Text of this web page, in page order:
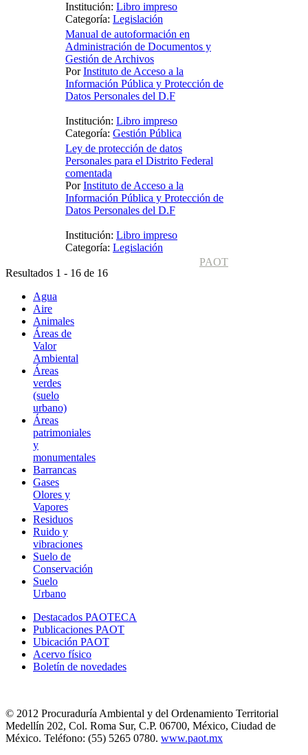
Institución: Libro impreso
Categoría: Legislación
Manual de autoformación en
Administración de Documentos y
Gestión de Archivos
PorInstituto de Acceso a la
Información Pública y Protección de
Datos Personales del D.F
Institución: Libro impreso
Categoría: Gestión Pública
Ley de protección de datos
Personales para el Distrito Federal
comentada
PorInstituto de Acceso a la
Información Pública y Protección de
Datos Personales del D.F
Institución: Libro impreso
Categoría: Legislación
PAOT
Resultados 1 - 16 de 16
Agua
Aire
Animales
Áreas de
Valor
Ambiental
Áreas
verdes
(suelo
urbano)
Áreas
patrimoniales
y
monumentales
Barrancas
Gases
Olores y
Vapores
Residuos
Ruido y
vibraciones
Suelo de
Conservación
Suelo
Urbano
Destacados PAOTECA
Publicaciones PAOT
Ubicación PAOT
Acervo físico
Boletín de novedades
© 2012 Procuraduría Ambiental y del Ordenamiento Territorial
Medellín 202, Col. Roma Sur, C.P. 06700, México, Ciudad de
México. Teléfono: (55) 5265 0780. www.paot.mx